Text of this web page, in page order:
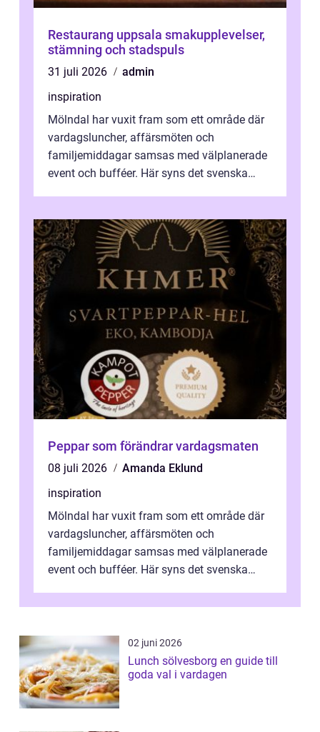
Restaurang uppsala smakupplevelser,
stämning och stadspuls
31 juli 2026
admin
inspiration
Mölndal har vuxit fram som ett område där
vardagsluncher, affärsmöten och
familjemiddagar samsas med välplanerade
event och bufféer. Här syns det svenska
Peppar som förändrar vardagsmaten
08 juli 2026
Amanda Eklund
inspiration
Mölndal har vuxit fram som ett område där
vardagsluncher, affärsmöten och
familjemiddagar samsas med välplanerade
event och bufféer. Här syns det svenska
02 juni 2026
Lunch sölvesborg en guide till
goda val i vardagen